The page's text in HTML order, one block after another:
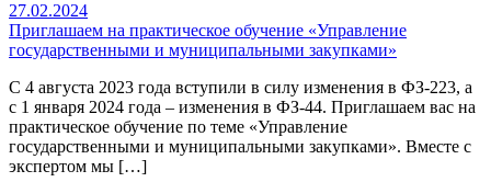
27.02.2024
Приглашаем на практическое обучение «Управление
государственными и муниципальными закупками»
С 4 августа 2023 года вступили в силу изменения в ФЗ-223, а
с 1 января 2024 года – изменения в ФЗ-44. Приглашаем вас на
практическое обучение по теме «Управление
государственными и муниципальными закупками». Вместе с
экспертом мы […]